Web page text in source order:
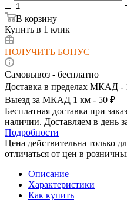
В корзину
Купить в 1 клик
ПОЛУЧИТЬ БОНУС
Самовывоз - бесплатно
Доставка в пределах МКАД -
Выезд за МКАД 1 км - 50 ₽
Бесплатная доставка при
наличии. Доставляем в день
Подробности
Цена действительна только
отличаться от цен в
Описание
Характеристики
Как купить